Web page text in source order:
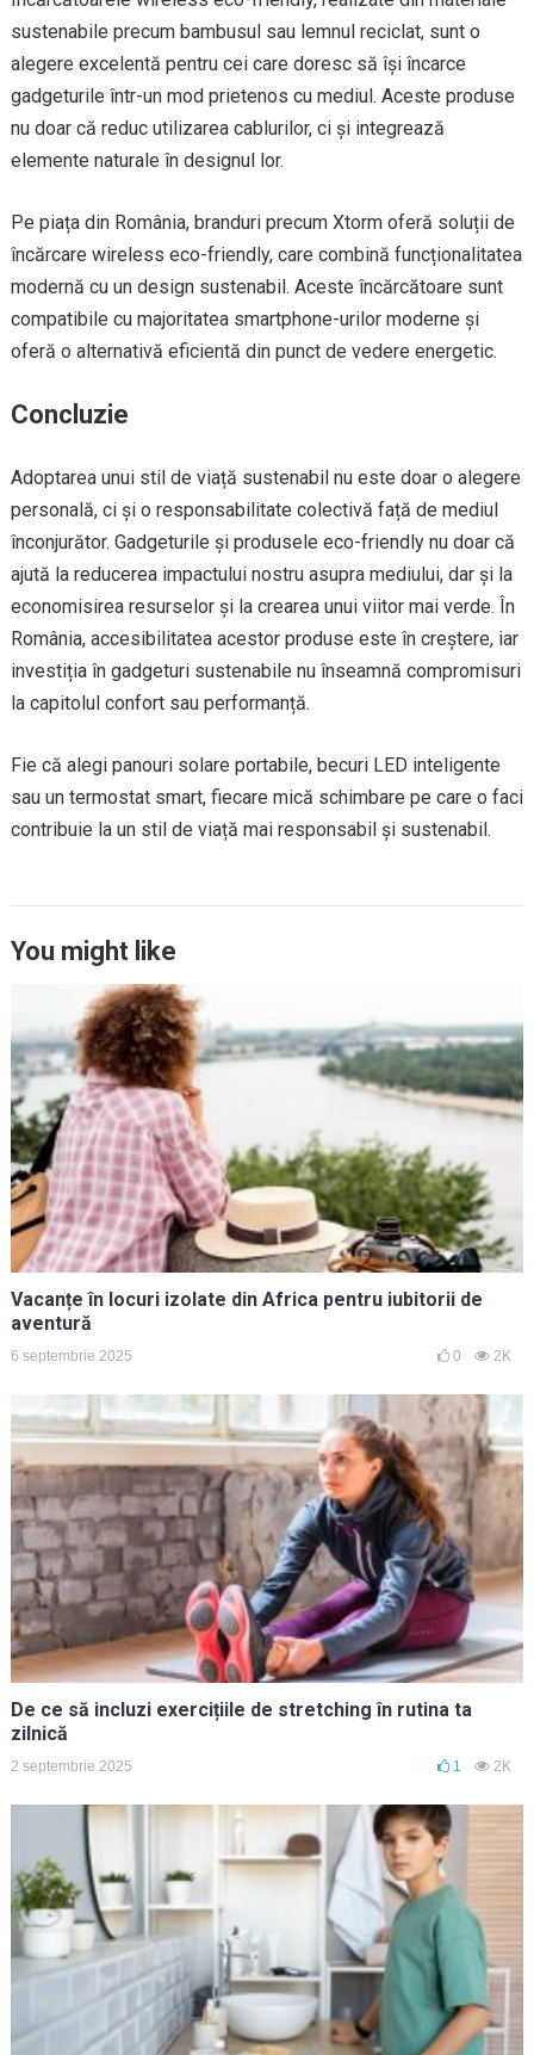
sustenabile precum bambusul sau lemnul reciclat, sunt o
alegere excelentă pentru cei care doresc să își încarce
gadgeturile într-un mod prietenos cu mediul. Aceste produse
nu doar că reduc utilizarea cablurilor, ci și integrează
elemente naturale în designul lor.
Pe piața din România, branduri precum Xtorm oferă soluții de
încărcare wireless eco-friendly, care combină funcționalitatea
modernă cu un design sustenabil. Aceste încărcătoare sunt
compatibile cu majoritatea smartphone-urilor moderne și
oferă o alternativă eficientă din punct de vedere energetic.
Concluzie
Adoptarea unui stil de viață sustenabil nu este doar o alegere
personală, ci și o responsabilitate colectivă față de mediul
înconjurător. Gadgeturile și produsele eco-friendly nu doar că
ajută la reducerea impactului nostru asupra mediului, dar și la
economisirea resurselor și la crearea unui viitor mai verde. În
România, accesibilitatea acestor produse este în creștere, iar
investiția în gadgeturi sustenabile nu înseamnă compromisuri
la capitolul confort sau performanță.
Fie că alegi panouri solare portabile, becuri LED inteligente
sau un termostat smart, fiecare mică schimbare pe care o faci
contribuie la un stil de viață mai responsabil și sustenabil.
You might like
Vacanțe în locuri izolate din Africa pentru iubitorii de
aventură
6 septembrie 2025 0 2K
De ce să incluzi exercițiile de stretching în rutina ta
zilnică
2 septembrie 2025 1 2K